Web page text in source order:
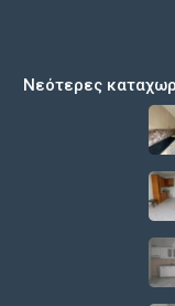
Νεότερες